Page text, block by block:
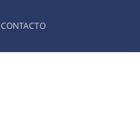
CONTACTO